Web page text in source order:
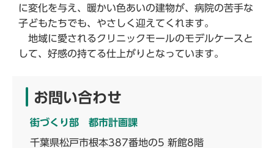
に変化を与え、暖かい色あいの建物が、病院の苦手な
子どもたちでも、やさしく迎えてくれます。
地域に愛されるクリニックモールのモデルケースと
して、好感の持てる仕上がりとなっています。
お問い合わせ
街づくり部 都市計画課
千葉県松戸市根本387番地の5 新館8階